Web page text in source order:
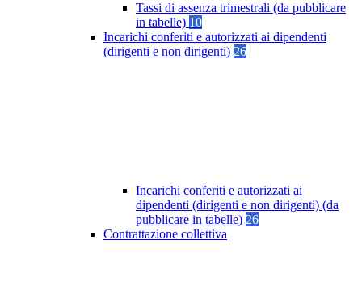
Tassi di assenza trimestrali (da pubblicare
in tabelle) 10
Incarichi conferiti e autorizzati ai dipendenti
(dirigenti e non dirigenti) 26
Incarichi conferiti e autorizzati ai
dipendenti (dirigenti e non dirigenti) (da
pubblicare in tabelle) 26
Contrattazione collettiva